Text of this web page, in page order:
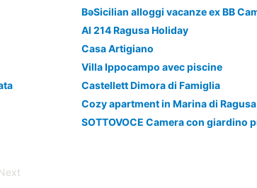
BəSicilian alloggi vacanze ex BB
Al 214 Ragusa Holiday
Casa Artigiano
Villa Ippocampo avec piscine
Castellett Dimora di Famiglia